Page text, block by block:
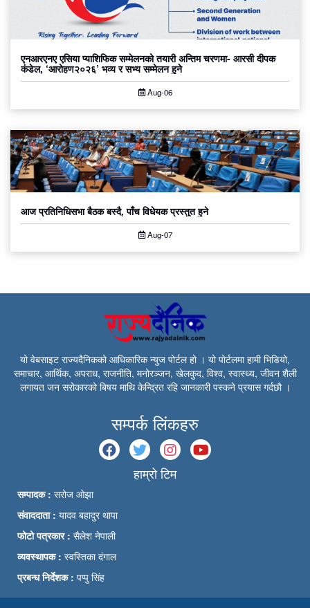
एनआरएनए एसिया प्याशिफिक सम्मेलनको तयारी अन्तिम चरणमा- आरसी दीपक
कंडेल, ‘आरोहण२०२६’ भव्य र सभ्य सम्मेलन हुने
Aug-06
आज प्रतिनिधिसभा बैठक बस्दै, पाँच विधेयक प्रस्तुत हुने
Aug-07
यो वेबसाइट राज्यदैनिकको आधिकारिक न्युज पोर्टल हो । यो पोर्टलमा हामी भिडियो,
समाचार, आर्थिक, अपराध, राजनीति, मनोरञ्जन, खेलकुद, विश्व, स्वास्थ्य, जीवन शैली
लगायत जन सरोकारको बिषय माथि केन्द्रित रहि जानकारी पस्कने प्रयास गर्दछौ ।
सम्पर्क लिंकहरु
हाम्रो टिम
सम्पादक : सरोज ओझा
संवाददाता : यादव बहादुर थापा
फोटो पत्रकार : सैलेश नेपाली
व्यवस्थापक : स्वस्तिका दंगाल
प्रबन्ध निर्देशक : पप्पु सिंह